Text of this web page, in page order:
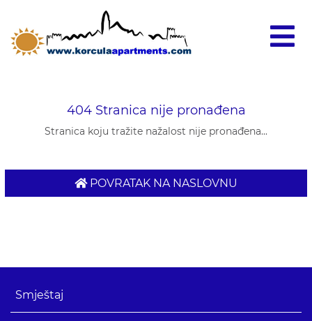
404 Stranica nije pronađena
Stranica koju tražite nažalost nije pronađena...
POVRATAK NA NASLOVNU
Smještaj